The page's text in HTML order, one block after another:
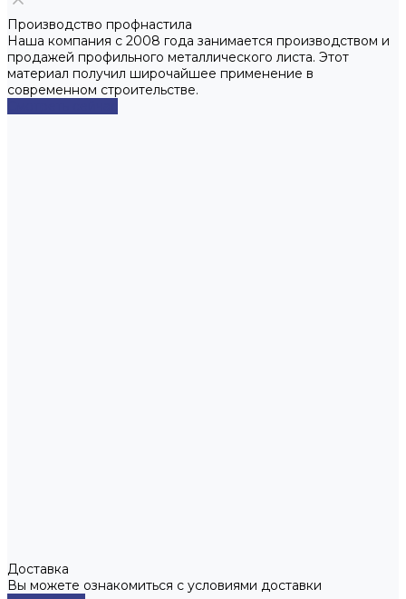
Производство профнастила
Наша компания с 2008 года занимается производством и
продажей профильного металлического листа. Этот
материал получил широчайшее применение в
современном строительстве.
Доставка
Вы можете ознакомиться с условиями доставки